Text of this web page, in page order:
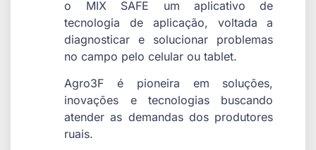
o MIX SAFE um aplicativo de
tecnologia de aplicação, voltada a
diagnosticar e solucionar problemas
no campo pelo celular ou tablet.
Agro3F é pioneira em soluções,
inovações e tecnologias buscando
atender as demandas dos produtores
ruais.